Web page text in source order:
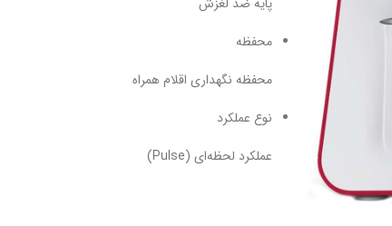
محفظه
محفظه نگهداری اقلام همراه
نوع عملکرد
عملکرد لحظه‌ای (Pulse)